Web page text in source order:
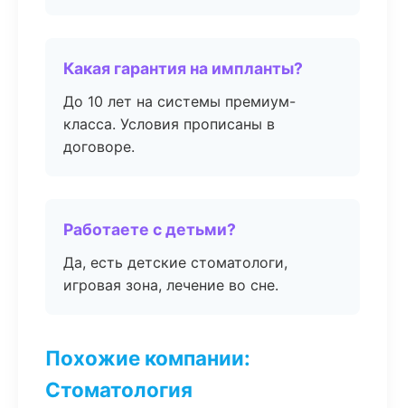
Какая гарантия на импланты?
До 10 лет на системы премиум-
класса. Условия прописаны в
договоре.
Работаете с детьми?
Да, есть детские стоматологи,
игровая зона, лечение во сне.
Похожие компании:
Стоматология